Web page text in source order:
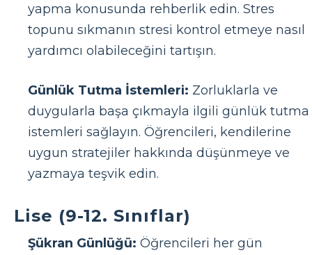
yapma konusunda rehberlik edin. Stres
topunu sıkmanın stresi kontrol etmeye nasıl
yardımcı olabileceğini tartışın.
Günlük Tutma İstemleri: Zorluklarla ve
duygularla başa çıkmayla ilgili günlük tutma
istemleri sağlayın. Öğrencileri, kendilerine
uygun stratejiler hakkında düşünmeye ve
yazmaya teşvik edin.
Lise (9-12. Sınıflar)
Şükran Günlüğü: Öğrencileri her gün